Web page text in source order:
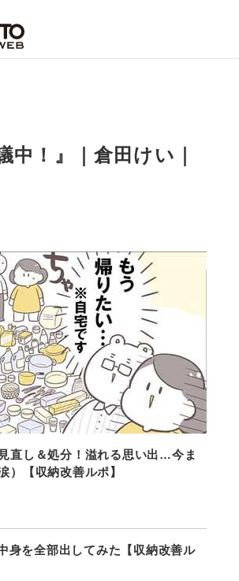
！』｜倉田けい｜
直し＆処分！溢れる思い出…今ま
）【収納改善ルポ】
身を全部出してみた【収納改善ル